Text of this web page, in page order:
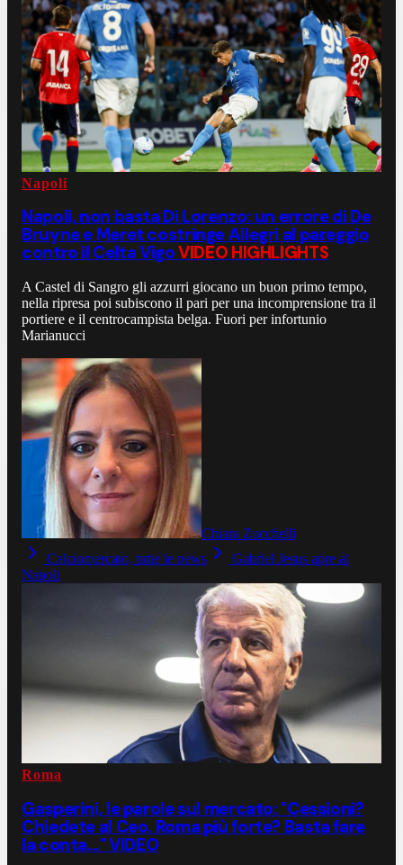
Napoli
Napoli, non basta Di Lorenzo: un errore di De
Bruyne e Meret costringe Allegri al pareggio
contro il Celta VigoVIDEO HIGHLIGHTS
A Castel di Sangro gli azzurri giocano un buon primo tempo,
nella ripresa poi subiscono il pari per una incomprensione tra il
portiere e il centrocampista belga. Fuori per infortunio
Marianucci
Chiara Zucchelli
Calciomercato, tutte le news
Gabriel Jesus apre al
Napoli
Roma
Gasperini, le parole sul mercato: "Cessioni?
Chiedete al Ceo. Roma più forte? Basta fare
la conta..." VIDEO